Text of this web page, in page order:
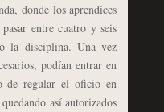
donde los aprendices
entre cuatro y seis
la disciplina. Una vez
podían entrar en
de regular el oficio en
así autorizados